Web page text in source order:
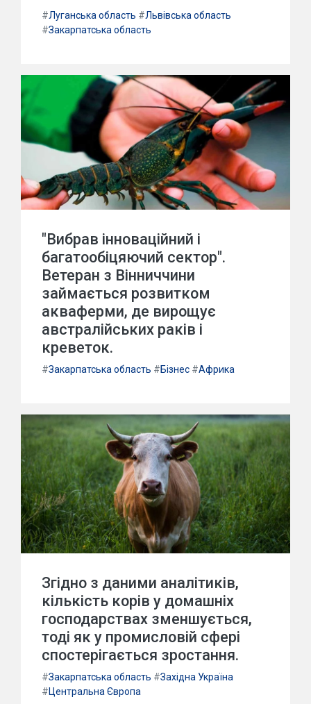
#Луганська область #Львівська область
#Закарпатська область
"Вибрав інноваційний і
багатообіцяючий сектор".
Ветеран з Вінниччини
займається розвитком
акваферми, де вирощує
австралійських раків і
креветок.
#Закарпатська область #Бізнес #Африка
Згідно з даними аналітиків,
кількість корів у домашніх
господарствах зменшується,
тоді як у промисловій сфері
спостерігається зростання.
#Закарпатська область #Західна Україна
#Центральна Європа